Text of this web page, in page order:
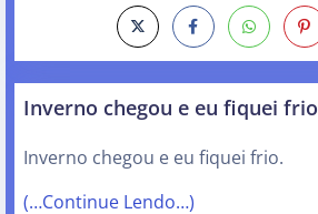
Inverno chegou e eu fiquei frio
Inverno chegou e eu fiquei frio.
(…Continue Lendo…)